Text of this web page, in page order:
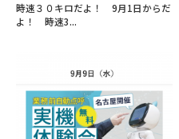
時速３０キロだよ！ 9月1日からだ
よ！ 時速3...